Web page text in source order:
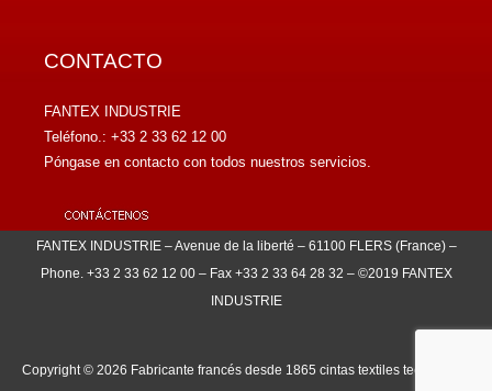
CONTACTO
FANTEX INDUSTRIE
Teléfono.: +33 2 33 62 12 00
Póngase en contacto con todos nuestros servicios.
FANTEX INDUSTRIE – Avenue de la liberté – 61100 FLERS (France) –
Phone. +33 2 33 62 12 00 – Fax +33 2 33 64 28 32 – ©2019 FANTEX
INDUSTRIE
Copyright © 2026 Fabricante francés desde 1865 cintas textiles tecnicas